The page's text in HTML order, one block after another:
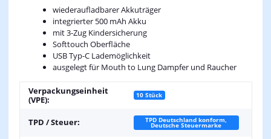
wiederaufladbarer Akkuträger
integrierter 500 mAh Akku
mit 3-Zug Kindersicherung
Softtouch Oberfläche
USB Typ-C Lademöglichkeit
ausgelegt für Mouth to Lung Dampfer und Raucher
Verpackungseinheit
(VPE):
10 Stück
TPD / Steuer: TPD Deutschland konform,
Deutsche Steuermarke